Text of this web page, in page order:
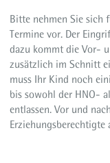
Bitte nehmen Sie sich
Termine vor. Der
dazu kommt die Vor-
zusätzlich im Schnitt
muss Ihr Kind noch
bis sowohl der HNO-
entlassen. Vor und
Erziehungsberechtigte